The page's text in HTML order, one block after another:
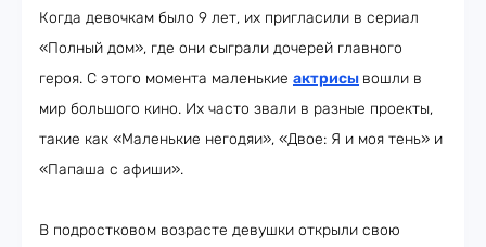
Когда девочкам было 9 лет, их пригласили в сериал
«Полный дом», где они сыграли дочерей главного
героя. С этого момента маленькие актрисы вошли в
мир большого кино. Их часто звали в разные проекты,
такие как «Маленькие негодяи», «Двое: Я и моя тень» и
«Папаша с афиши».
В подростковом возрасте девушки открыли свою